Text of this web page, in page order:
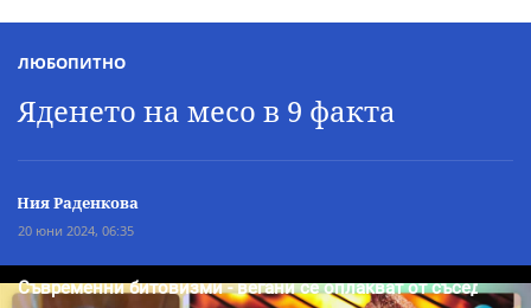
ЛЮБОПИТНО
Яденето на месо в 9 факта
Ния Раденкова
20 юни 2024, 06:35